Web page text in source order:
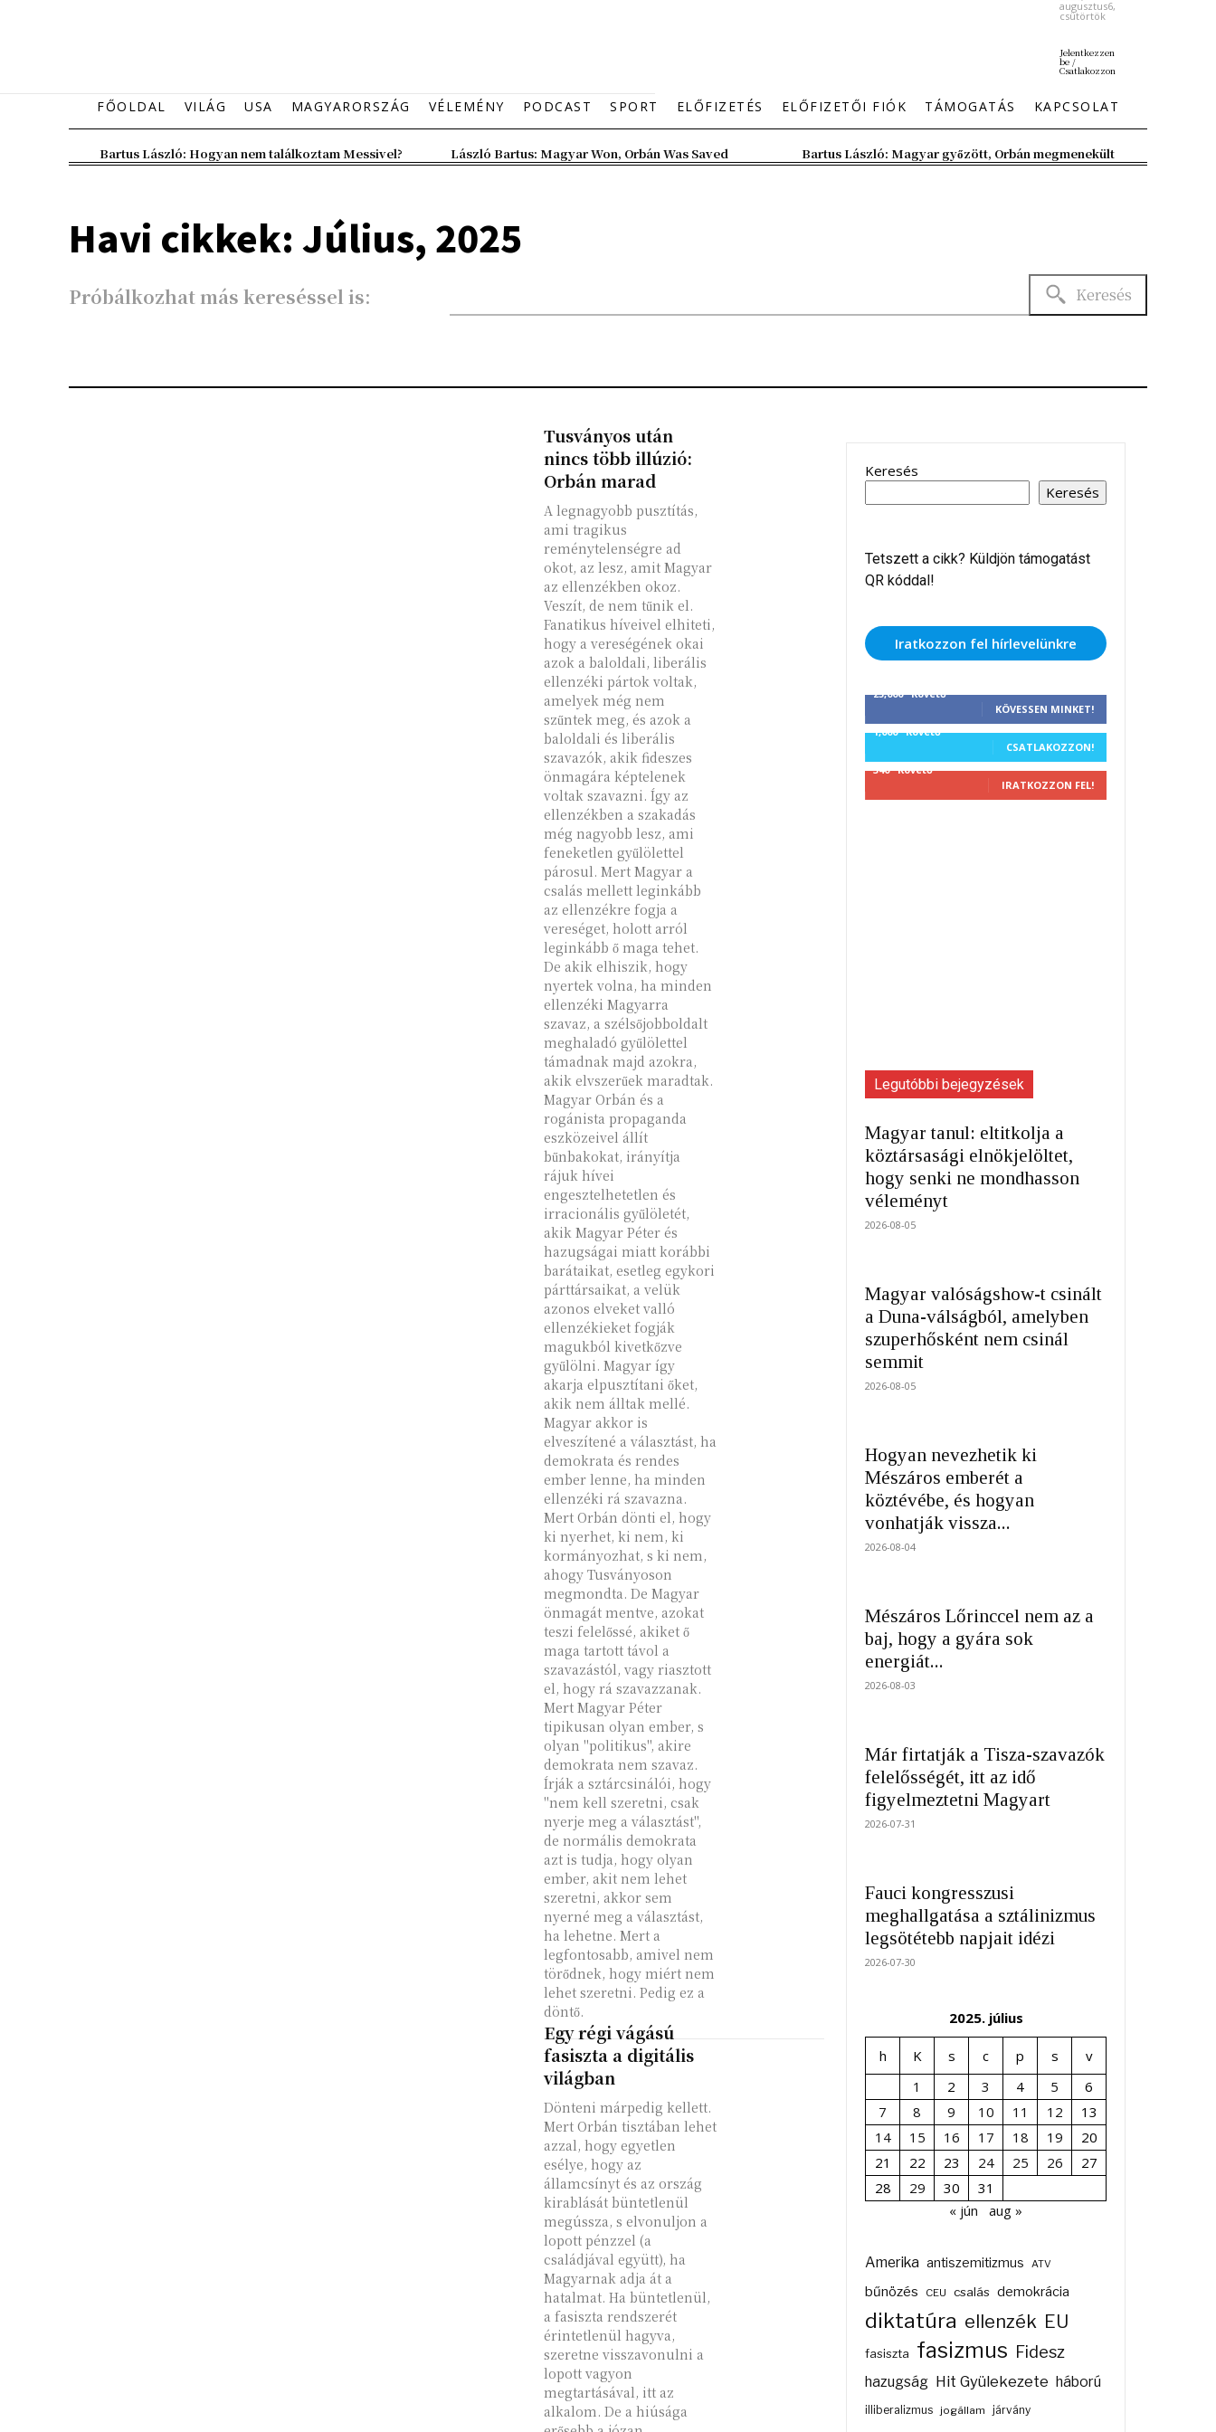
augusztus6,
csütörtök
Jelentkezzen
be /
Csatlakozzon
FŐOLDAL VILÁG USA MAGYARORSZÁG VÉLEMÉNY PODCAST SPORT ELŐFIZETÉS ELŐFIZETŐI FIÓK TÁMOGATÁS KAPCSOLAT
Bartus László: Hogyan nem találkoztam Messivel? László Bartus: Magyar Won, Orbán Was Saved Bartus László: Magyar győzött, Orbán megmenekült
Havi cikkek: Július, 2025
Próbálkozhat más kereséssel is: Keresés
Tusványos után
nincs több illúzió:
Orbán marad
A legnagyobb pusztítás,
ami tragikus
reménytelenségre ad
okot, az lesz, amit Magyar
az ellenzékben okoz.
Veszít, de nem tűnik el.
Fanatikus híveivel elhiteti,
hogy a vereségének okai
azok a baloldali, liberális
ellenzéki pártok voltak,
amelyek még nem
szűntek meg, és azok a
baloldali és liberális
szavazók, akik fideszes
önmagára képtelenek
voltak szavazni. Így az
ellenzékben a szakadás
még nagyobb lesz, ami
feneketlen gyűlölettel
párosul. Mert Magyar a
csalás mellett leginkább
az ellenzékre fogja a
vereséget, holott arról
leginkább ő maga tehet.
De akik elhiszik, hogy
nyertek volna, ha minden
ellenzéki Magyarra
szavaz, a szélsőjobboldalt
meghaladó gyűlölettel
támadnak majd azokra,
akik elvszerűek maradtak.
Magyar Orbán és a
rogánista propaganda
eszközeivel állít
bűnbakokat, irányítja
rájuk hívei
engesztelhetetlen és
irracionális gyűlöletét,
akik Magyar Péter és
hazugságai miatt korábbi
barátaikat, esetleg egykori
párttársaikat, a velük
azonos elveket valló
ellenzékieket fogják
magukból kivetkőzve
gyűlölni. Magyar így
akarja elpusztítani őket,
akik nem álltak mellé.
Magyar akkor is
elveszítené a választást, ha
demokrata és rendes
ember lenne, ha minden
ellenzéki rá szavazna.
Mert Orbán dönti el, hogy
ki nyerhet, ki nem, ki
kormányozhat, s ki nem,
ahogy Tusványoson
megmondta. De Magyar
önmagát mentve, azokat
teszi felelőssé, akiket ő
maga tartott távol a
szavazástól, vagy riasztott
el, hogy rá szavazzanak.
Mert Magyar Péter
tipikusan olyan ember, s
olyan "politikus", akire
demokrata nem szavaz.
Írják a sztárcsinálói, hogy
"nem kell szeretni, csak
nyerje meg a választást",
de normális demokrata
azt is tudja, hogy olyan
ember, akit nem lehet
szeretni, akkor sem
nyerné meg a választást,
ha lehetne. Mert a
legfontosabb, amivel nem
törődnek, hogy miért nem
lehet szeretni. Pedig ez a
döntő.
Egy régi vágású
fasiszta a digitális
világban
Dönteni márpedig kellett.
Mert Orbán tisztában lehet
azzal, hogy egyetlen
esélye, hogy az
államcsínyt és az ország
kirablását büntetlenül
megússza, s elvonuljon a
lopott pénzzel (a
családjával együtt), ha
Magyarnak adja át a
hatalmat. Ha büntetlenül,
a fasiszta rendszerét
érintetlenül hagyva,
szeretne visszavonulni a
lopott vagyon
megtartásával, itt az
alkalom. De a hiúsága
Keresés
Keresés
Tetszett a cikk? Küldjön támogatást
QR kóddal!
Iratkozzon fel hírlevelünkre
25,000 Követő
KÖVESSEN MINKET!
1,000 Követő
CSATLAKOZZON!
340 Követő
IRATKOZZON FEL!
Legutóbbi bejegyzések
Magyar tanul: eltitkolja a
köztársasági elnökjelöltet,
hogy senki ne mondhasson
véleményt
2026-08-05
Magyar valóságshow-t csinált
a Duna-válságból, amelyben
szuperhősként nem csinál
semmit
2026-08-05
Hogyan nevezhetik ki
Mészáros emberét a
köztévébe, és hogyan
vonhatják vissza...
2026-08-04
Mészáros Lőrinccel nem az a
baj, hogy a gyára sok
energiát...
2026-08-03
Már firtatják a Tisza-szavazók
felelősségét, itt az idő
figyelmeztetni Magyart
2026-07-31
Fauci kongresszusi
meghallgatása a sztálinizmus
legsötétebb napjait idézi
2026-07-30
2025. július
h K s c p s
v
1
2 3 4 5
6
7
8 9 10 11 12
13
14
15 16 17 18 19
20
21
22 23 24 25 26
27
28
29 30
31
« jún
aug »
Amerika antiszemitizmus ATV
bűnözés CEU csalás demokrácia
diktatúra ellenzék EU
fasiszta fasizmus Fidesz
hazugság Hit Gyülekezete háború
illiberalizmus jogállam járvány